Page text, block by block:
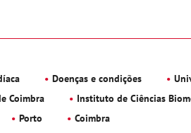
Doenças e condições
Coimbra
Instituto de Ciências
Porto Coimbra